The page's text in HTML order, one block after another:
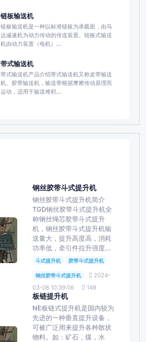
链板输送机
链板输送机是一种以标准链板为承载面，由马
达减速机为动力传动的传送装置。链板式输送
机由动力装置（电机）...
带式输送机
带式输送机产品介绍带式输送机又称皮带输送
机、胶带输送机，输送带根据摩擦传动原理而
运动，适用于输送堆积...
钢丝胶带斗式提升机
钢丝胶带斗式提升机简介
TGD钢丝胶带斗式提升机全
称钢丝绳芯胶带斗式提升
机，钢丝胶带斗式提升机输
送量大，提升高度高，消耗
功率低，牵引件拉升强度...
斗式提升机 胶带斗式提升机
钢丝胶带斗式提升机
2024-
03-08 10:39:06
149
板链提升机
NE板链式提升机是国内较为
先进的一种垂直提升设备，
可被广泛用来提升各种散状
物料。如：矿石，煤，水